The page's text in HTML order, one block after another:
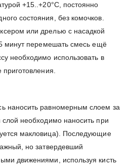
+15..+20°C, постоянно
состояния, без комочков.
или дрелью с насадкой
минут перемешать смесь ещё
необходимо использовать в
наносить равномерным слоем за
необходимо наносить при
макловица). Последующие
но затвердевший
движениями, используя кисть